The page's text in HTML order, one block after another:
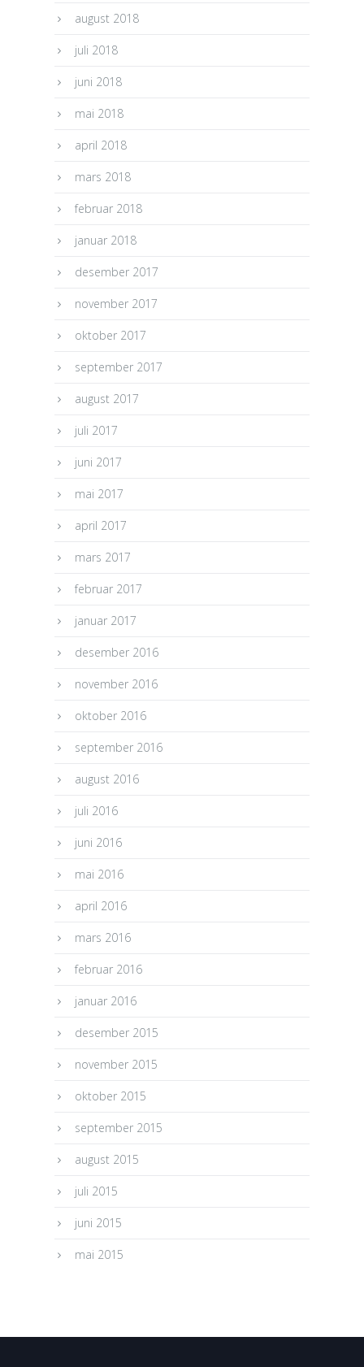
august 2018
juli 2018
juni 2018
mai 2018
april 2018
mars 2018
februar 2018
januar 2018
desember 2017
november 2017
oktober 2017
september 2017
august 2017
juli 2017
juni 2017
mai 2017
april 2017
mars 2017
februar 2017
januar 2017
desember 2016
november 2016
oktober 2016
september 2016
august 2016
juli 2016
juni 2016
mai 2016
april 2016
mars 2016
februar 2016
januar 2016
desember 2015
november 2015
oktober 2015
september 2015
august 2015
juli 2015
juni 2015
mai 2015